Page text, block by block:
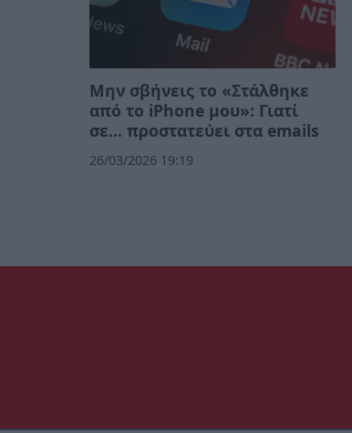
Μην σβήνεις το «Στάλθηκε
από το iPhone μου»: Γιατί
σε… προστατεύει στα emails
26/03/2026 19:19